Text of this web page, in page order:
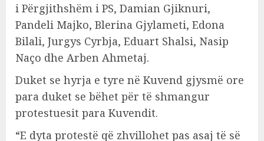
i Përgjithshëm i PS, Damian Gjiknuri,
Pandeli Majko, Blerina Gjylameti, Edona
Bilali, Jurgys Cyrbja, Eduart Shalsi, Nasip
Naço dhe Arben Ahmetaj.
Duket se hyrja e tyre në Kuvend gjysmë ore
para duket se bëhet për të shmangur
protestuesit para Kuvendit.
“E dyta protestë që zhvillohet pas asaj të së